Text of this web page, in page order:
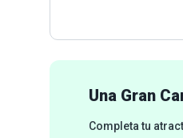
Una Gran
Completa tu